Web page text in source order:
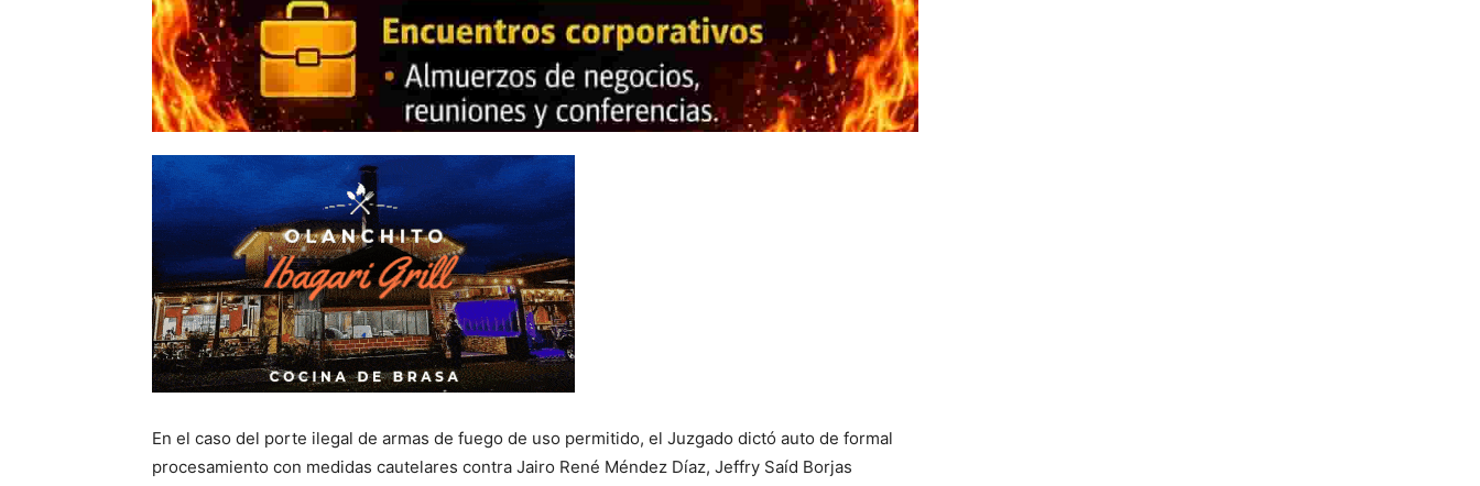
En el caso del porte ilegal de armas de fuego de uso permitido, el Juzgado dictó auto de formal
procesamiento con medidas cautelares contra Jairo René Méndez Díaz, Jeffry Saíd Borjas